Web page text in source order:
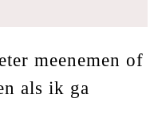
meenemen of
als ik ga